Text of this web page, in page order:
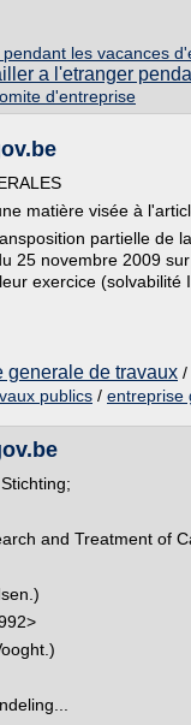
les vacances
a l'etranger
d'entreprise
matière visée à
partielle de
25 novembre 2009
exercice (solvabilité
generale de travaux /
publics / entreprise
and Treatment of